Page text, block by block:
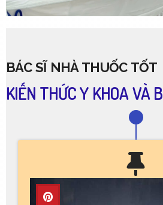
BÁC SĨ NHÀ THUỐC TỐT
KIẾN THỨC Y KHOA VÀ